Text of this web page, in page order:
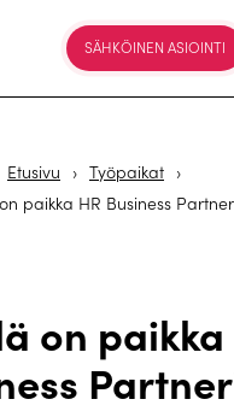
SÄHKÖINEN ASIOINTI
Etusivu › Työpaikat ›
paikka HR Business
on paikka